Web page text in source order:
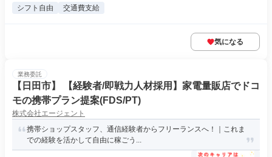
シフト自由 交通費支給
気になる
業務委託
【日田市】 【経験者/即戦力人材採用】家電量販店でドコ
モの携帯プラン提案(FDS/PT)
株式会社エージェント
携帯ショップスタッフ、通信経験者からフリーランスへ！｜これま
での経験を活かして自由に稼ごう...